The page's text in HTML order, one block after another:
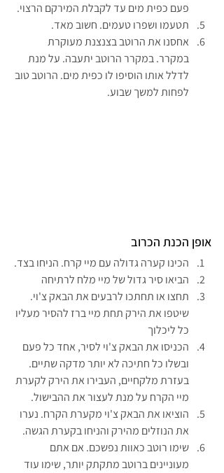
פעם כפית מים עד לקבלת המירקם הרצוי.
תטעמו ושפרו טעמים. חשוב מאד.
אחסנו את הרוטב בצנצנת מעוקרת
במקרר. במקרר הרוטב יתעבה. על מנת
לדלל אותו הוסיפו לו כפית מים. הרוטב טוב
לפחות למשך שבוע.
אופן הכנת הכרוב
הכינו קערה גדולה עם מיי קרח. הניחו בצד.
הביאו סיר גדול של מיי מלח לרתיחה
תחצו או תחתכו לרבעים את הבאק צ'וי.
שיטפו את הירק תחת מיי ברז להסיר מעליו
כל ליכלוך
הכניסו את הבאק צ'וי לסיר, אחד כל פעם
ובשלו כל חתיכה לא יותר מדקה שתיים.
בעזרת מלקחיים, העבירו את הירק לקערת
מיי הקרח על מנת לעצור את ההבישול.
הוציאו את הבאק צ'וי מקערת הקרח. נערו
את הנוזלים מהירק והניחו בקערת הגשה.
שימו רוטב כאוות נפשכם. אם אתם
מעוניינים ברוטב מתקתק יותר, שימו עוד